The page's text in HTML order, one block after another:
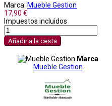
Marca: Mueble Gestion
17,90 €
Impuestos incluidos
Añadir a la cesta
Marca
Mueble Gestion